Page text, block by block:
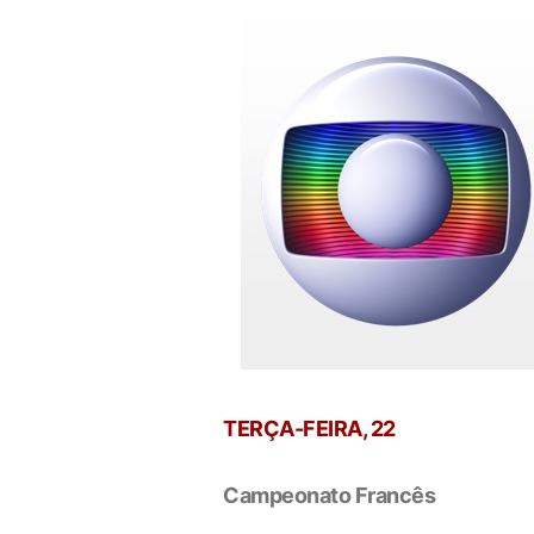
TERÇA-FEIRA, 22
Campeonato Francês